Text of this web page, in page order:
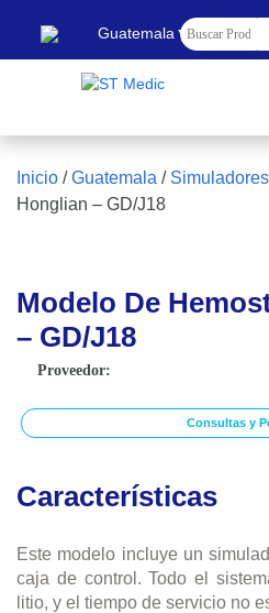
Guatemala ▼
Inicio /Guatemala / Simuladores
Honglian – GD/J18
Modelo De
– GD/J18
Proveedor:
Consultas y
Características
Este modelo incluye un
caja de control. Todo el
litio, y el tiempo de servicio no